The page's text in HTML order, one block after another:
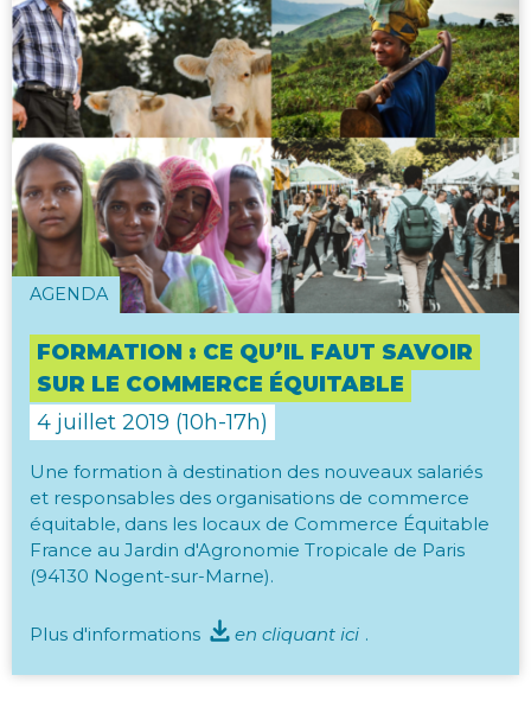
AGENDA
FORMATION : CE QU’IL FAUT SAVOIR
SUR LE COMMERCE ÉQUITABLE
4 juillet 2019 (10h-17h)
Une formation à destination des nouveaux salariés
et responsables des organisations de commerce
équitable, dans les locaux de Commerce Équitable
France au Jardin d'Agronomie Tropicale de Paris
(94130 Nogent-sur-Marne).
Plus d'informations en cliquant ici .